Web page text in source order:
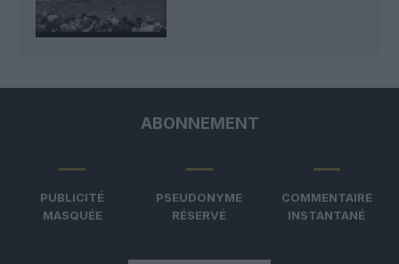
ABONNEMENT
PUBLICITÉ
MASQUÉE
PSEUDONYME
RÉSERVÉ
COMMENTAIRE
INSTANTANÉ